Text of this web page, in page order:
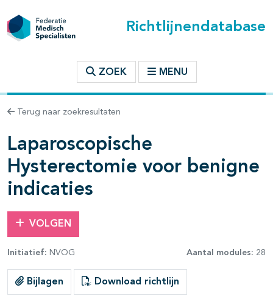
Richtlijnendatabase
ZOEK MENU
Terug naar zoekresultaten
Laparoscopische
Hysterectomie voor benigne
indicaties
VOLGEN
Initiatief: NVOG Aantal modules: 28
Bijlagen Download richtlijn
openklappen